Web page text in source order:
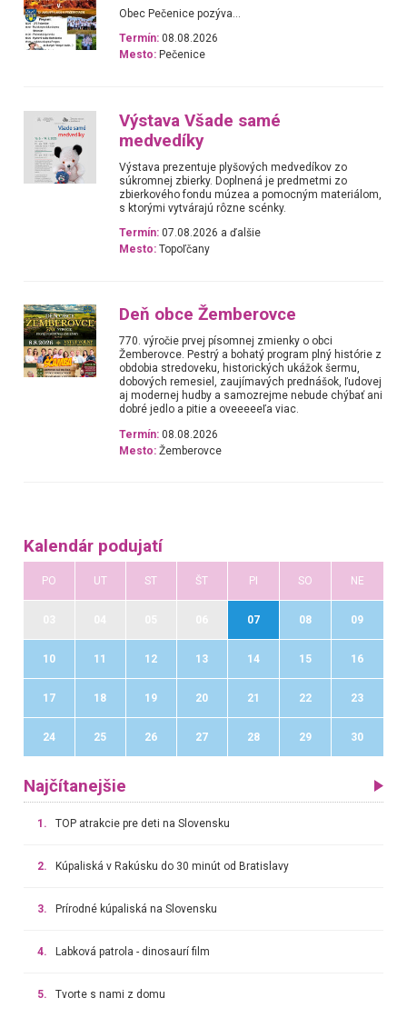
Obec Pečenice pozýva...
Termín: 08.08.2026
Mesto: Pečenice
Výstava Všade samé
medvedíky
Výstava prezentuje plyšových medvedíkov zo
súkromnej zbierky. Doplnená je predmetmi zo
zbierkového fondu múzea a pomocným materiálom,
s ktorými vytvárajú rôzne scénky.
Termín: 07.08.2026 a ďalšie
Mesto: Topoľčany
Deň obce Žemberovce
770. výročie prvej písomnej zmienky o obci
Žemberovce. Pestrý a bohatý program plný histórie z
obdobia stredoveku, historických ukážok šermu,
dobových remesiel, zaujímavých prednášok, ľudovej
aj modernej hudby a samozrejme nebude chýbať ani
dobré jedlo a pitie a oveeeeeľa viac.
Termín: 08.08.2026
Mesto: Žemberovce
Kalendár podujatí
PO UT ST ŠT PI SO NE
07 08 09
10 11 12 13 14 15 16
17 18 19 20 21 22 23
24 25 26 27 28 29 30
Najčítanejšie
1. TOP atrakcie pre deti na Slovensku
2. Kúpaliská v Rakúsku do 30 minút od Bratislavy
3. Prírodné kúpaliská na Slovensku
4. Labková patrola - dinosaurí film
5. Tvorte s nami z domu